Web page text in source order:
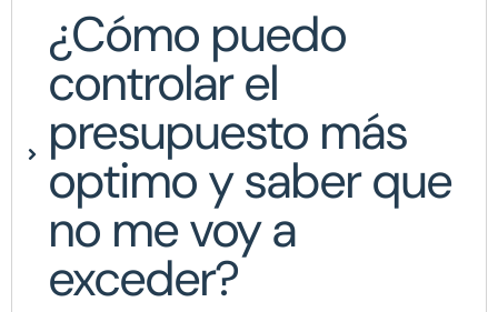
¿Cómo puedo
controlar el
presupuesto más
optimo y saber que
no me voy a
exceder?